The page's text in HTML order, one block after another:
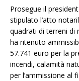
Prosegue il
stipulato l’atto
quadrati di terreni di
ha ritenuto
57.741 euro per la
incendi, calamità
per l’ammissione al